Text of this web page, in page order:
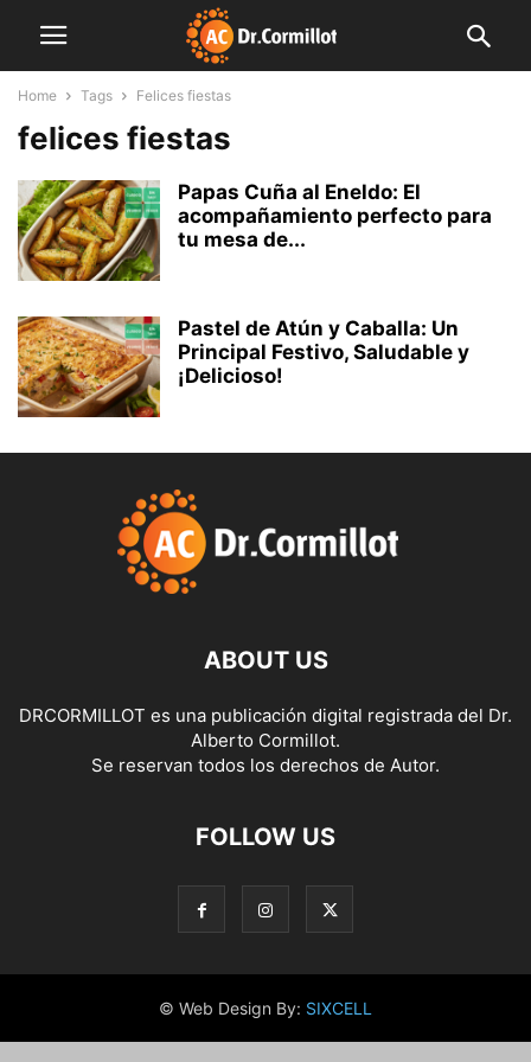
Home Tags Felices fiestas
felices fiestas
Papas Cuña al Eneldo: El
acompañamiento perfecto para
tu mesa de...
Pastel de Atún y Caballa: Un
Principal Festivo, Saludable y
¡Delicioso!
ABOUT US
DRCORMILLOT es una publicación digital registrada del Dr.
Alberto Cormillot.
Se reservan todos los derechos de Autor.
FOLLOW US
© Web Design By: SIXCELL